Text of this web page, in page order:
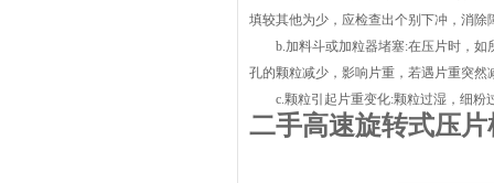
填较其他为少，应检查出个别下冲，消除
b.加料斗或加粒器堵塞:在压片时，如
孔的颗粒减少，影响片重，若遇片重突然
c.颗粒引起片重变化:颗粒过湿，细粉
二手高速旋转式压